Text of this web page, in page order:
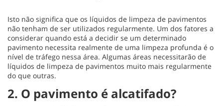
Isto não significa que os líquidos de limpeza de pavimentos
não tenham de ser utilizados regularmente. Um dos fatores a
considerar quando está a decidir se um determinado
pavimento necessita realmente de uma limpeza profunda é o
nível de tráfego nessa área. Algumas áreas necessitarão de
líquidos de limpeza de pavimentos muito mais regularmente
do que outras.
2. O pavimento é alcatifado?